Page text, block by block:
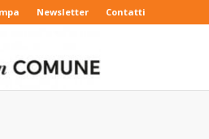
Newsletter Contatti